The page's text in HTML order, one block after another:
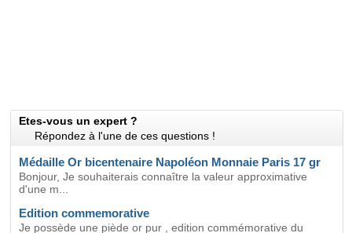
Etes-vous un expert ?
Répondez à l'une de ces questions !
Médaille Or bicentenaire Napoléon Monnaie Paris 17 gr
Bonjour, Je souhaiterais connaître la valeur approximative
d'une m...
Edition commemorative
Je possède une piède or pur , edition commémorative du